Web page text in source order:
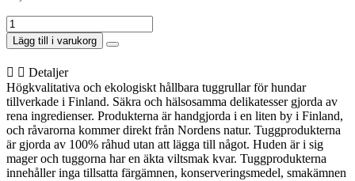
Tuggben
Fyllt
Ren
L
20cm
mängd
Lägg till i varukorg
Detaljer
Högkvalitativa och ekologiskt hållbara tuggrullar för hundar
tillverkade i Finland. Säkra och hälsosamma delikatesser gjorda av
rena ingredienser. Produkterna är handgjorda i en liten by i Finland,
och råvarorna kommer direkt från Nordens natur. Tuggprodukterna
är gjorda av 100% råhud utan att lägga till något. Huden är i sig
mager och tuggorna har en äkta viltsmak kvar. Tuggprodukterna
innehåller inga tillsatta färgämnen, konserveringsmedel, smakämnen